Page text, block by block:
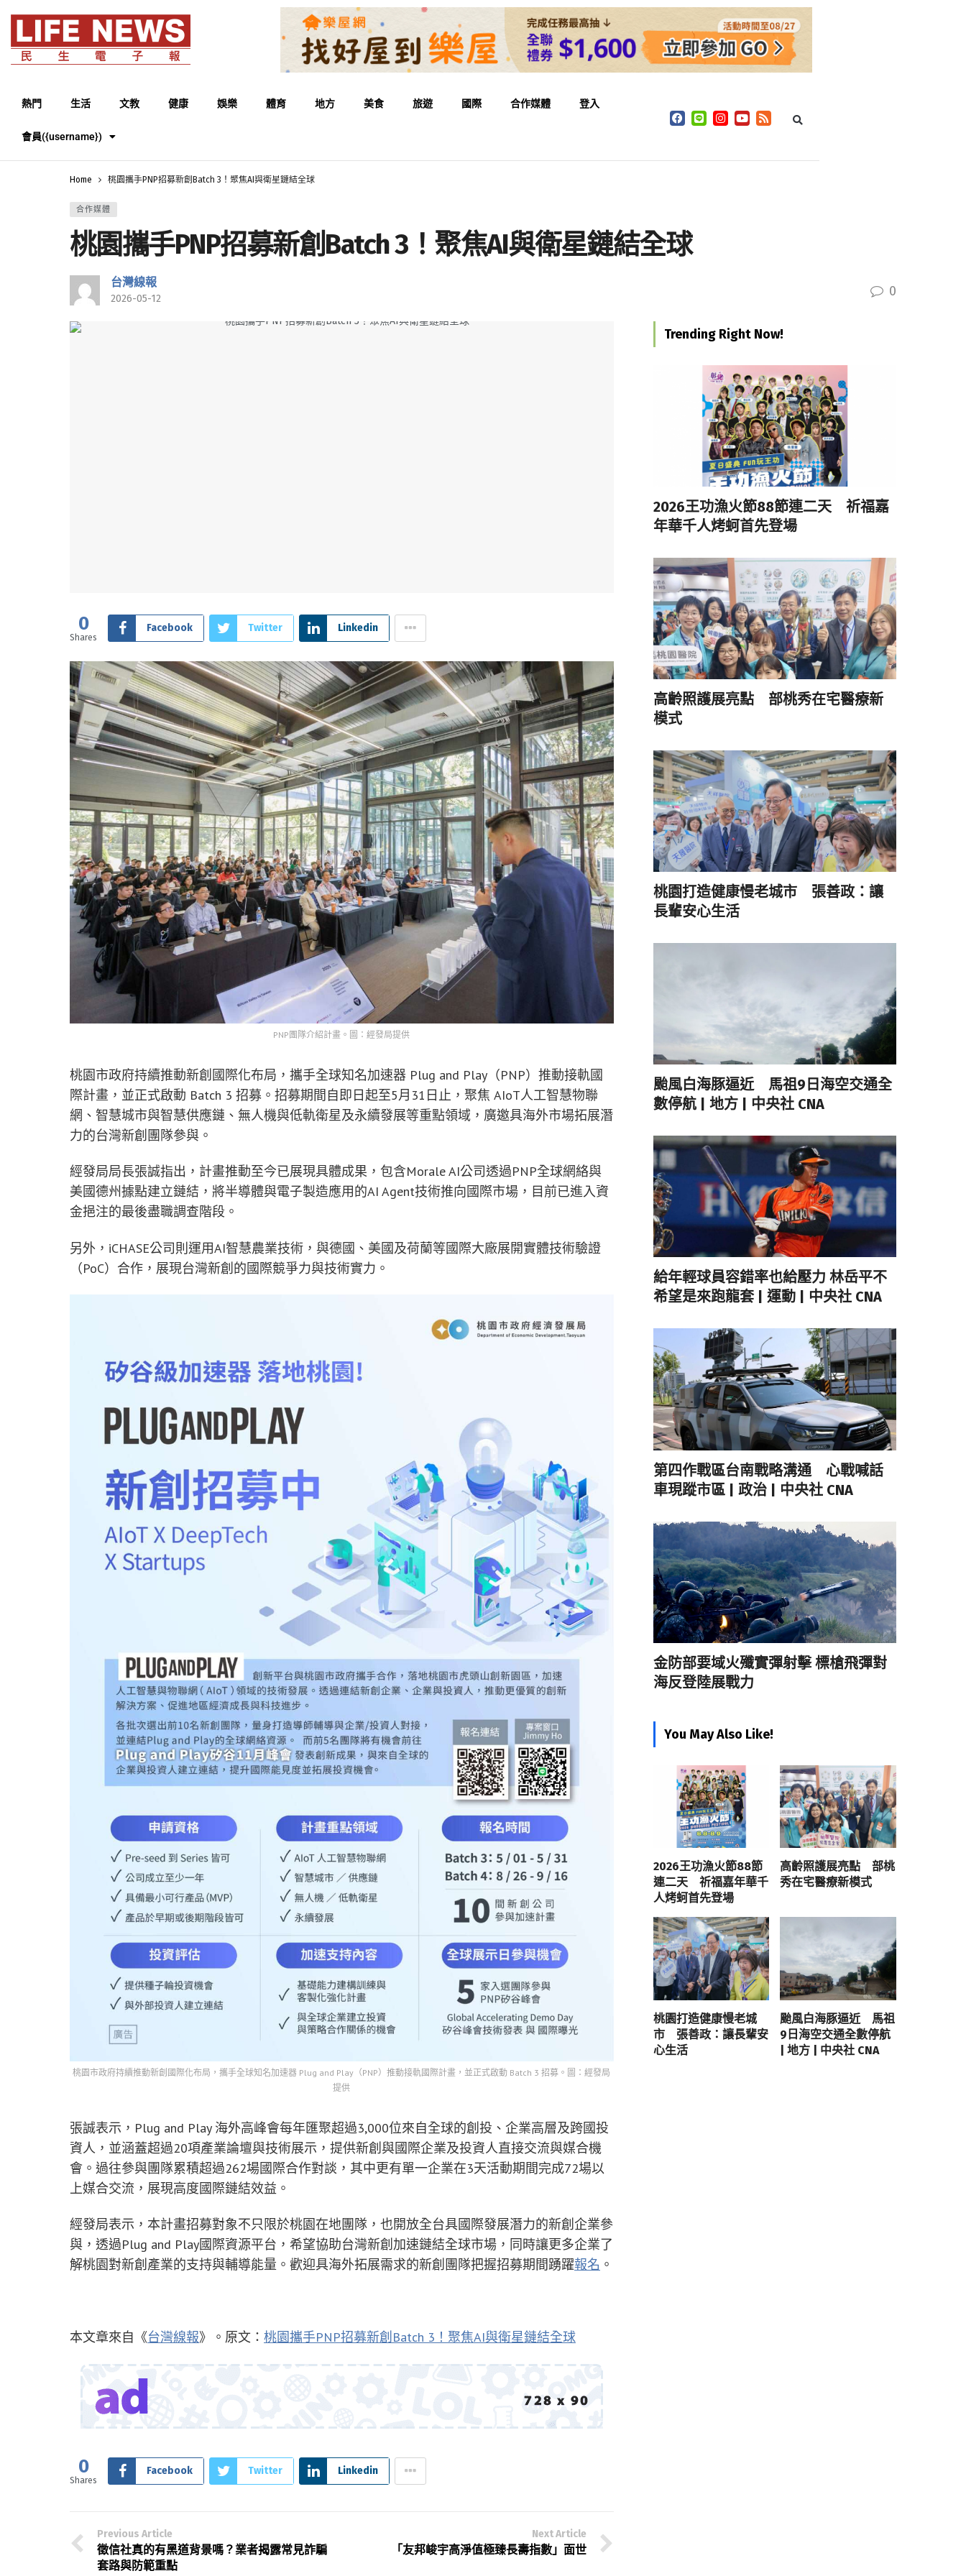
熱門 生活 文教 健康 娛樂 體育 地方 美食 旅遊 國際 合作媒體 登入
會員({username})
Home 桃園攜手PNP招募新創Batch 3！聚焦AI與衛星鏈結全球
合作媒體
桃園攜手PNP招募新創Batch 3！聚焦AI與衛星鏈結全球
台灣線報
2026-05-12 0
0
Shares
Facebook Twitter Linkedin
PNP團隊介紹計畫。圖：經發局提供
桃園市政府持續推動新創國際化布局，攜手全球知名加速器 Plug and Play（PNP）推動接軌國
際計畫，並正式啟動 Batch 3 招募。招募期間自即日起至5月31日止，聚焦 AIoT人工智慧物聯
網、智慧城市與智慧供應鏈、無人機與低軌衛星及永續發展等重點領域，廣邀具海外市場拓展潛
力的台灣新創團隊參與。
經發局局長張誠指出，計畫推動至今已展現具體成果，包含Morale AI公司透過PNP全球網絡與
美國德州據點建立鏈結，將半導體與電子製造應用的AI Agent技術推向國際市場，目前已進入資
金挹注的最後盡職調查階段。
另外，iCHASE公司則運用AI智慧農業技術，與德國、美國及荷蘭等國際大廠展開實體技術驗證
（PoC）合作，展現台灣新創的國際競爭力與技術實力。
桃園市政府持續推動新創國際化布局，攜手全球知名加速器 Plug and Play（PNP）推動接軌國際計畫，並正式啟動 Batch 3 招募。圖：經發局
提供
張誠表示，Plug and Play 海外高峰會每年匯聚超過3,000位來自全球的創投、企業高層及跨國投
資人，並涵蓋超過20項產業論壇與技術展示，提供新創與國際企業及投資人直接交流與媒合機
會。過往參與團隊累積超過262場國際合作對談，其中更有單一企業在3天活動期間完成72場以
上媒合交流，展現高度國際鏈結效益。
經發局表示，本計畫招募對象不只限於桃園在地團隊，也開放全台具國際發展潛力的新創企業參
與，透過Plug and Play國際資源平台，希望協助台灣新創加速鏈結全球市場，同時讓更多企業了
解桃園對新創產業的支持與輔導能量。歡迎具海外拓展需求的新創團隊把握招募期間踴躍報名 。
本文章來自《台灣線報》。原文： 桃園攜手PNP招募新創Batch 3！聚焦AI與衛星鏈結全球
0
Shares
Facebook Twitter Linkedin
Previous Article
徵信社真的有黑道背景嗎？業者揭露常見詐騙
套路與防範重點
Next Article
「友邦峻宇高淨值極臻長壽指數」面世
Trending Right Now!
2026王功漁火節88節連二天 祈福嘉
年華千人烤蚵首先登場
高齡照護展亮點 部桃秀在宅醫療新
模式
桃園打造健康慢老城市 張善政：讓
長輩安心生活
颱風白海豚逼近 馬祖9日海空交通全
數停航 | 地方 | 中央社 CNA
給年輕球員容錯率也給壓力 林岳平不
希望是來跑龍套 | 運動 | 中央社 CNA
第四作戰區台南戰略溝通 心戰喊話
車現蹤市區 | 政治 | 中央社 CNA
金防部要域火殲實彈射擊 標槍飛彈對
海反登陸展戰力
You May Also Like!
2026王功漁火節88節
連二天 祈福嘉年華千
人烤蚵首先登場
高齡照護展亮點 部桃
秀在宅醫療新模式
桃園打造健康慢老城
市 張善政：讓長輩安
心生活
颱風白海豚逼近 馬祖
9日海空交通全數停航
| 地方 | 中央社 CNA